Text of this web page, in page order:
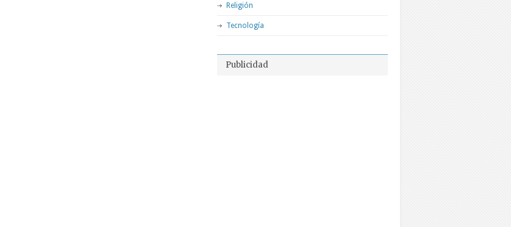
Religión
Tecnología
Publicidad